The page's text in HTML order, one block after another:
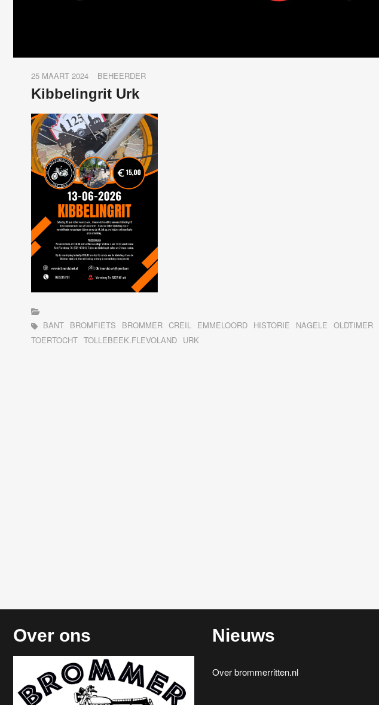
25 MAART 2024 BEHEERDER
Kibbelingrit Urk
BANT BROMFIETS BROMMER CREIL EMMELOORD HISTORIE NAGELE OLDTIMER
TOERTOCHT TOLLEBEEK.FLEVOLAND URK
Over ons Nieuws
Over brommerritten.nl